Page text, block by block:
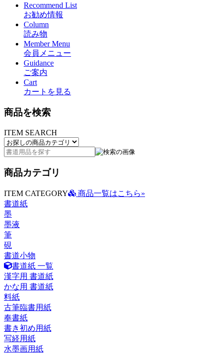
Recommend List
お勧め情報
Column
読み物
Member Menu
会員メニュー
Guidance
ご案内
Cart
カートを見る
商品を検索
ITEM SEARCH
商品カテゴリ
ITEM CATEGORY
商品一覧はこちら»
書道紙
墨
墨液
筆
硯
書道小物
書道紙 一覧
漢字用 書道紙
かな用 書道紙
料紙
古筆臨書用紙
奉書紙
書き初め用紙
写経用紙
水墨画用紙